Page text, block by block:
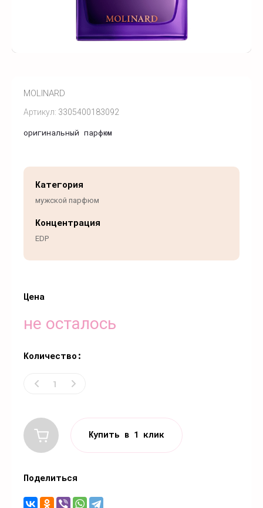
Артикул: 3305400183092
MOLINARD
оригинальный парфюм
Цена
не осталось
Количество:
Купить в 1 клик
Категория
мужской парфюм
Концентрация
EDP
Поделиться